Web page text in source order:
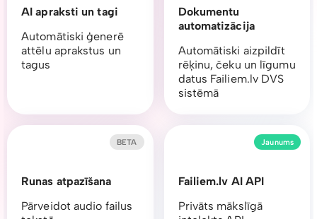
AI apraksti un tagi
Automātiski ģenerē
attēlu aprakstus un
tagus
Dokumentu
automatizācija
Automātiski aizpildīt
rēķinu, čeku un līgumu
datus Failiem.lv DVS
sistēmā
Runas atpazīšana
Pārveidot audio failus
BETA
Failiem.lv AI API
Privāts mākslīgā
Jaunums